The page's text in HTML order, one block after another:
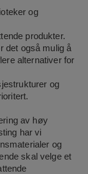
og
produkter.
det også mulig å
alternativer for
og
av høy
har vi
og
skal velge et